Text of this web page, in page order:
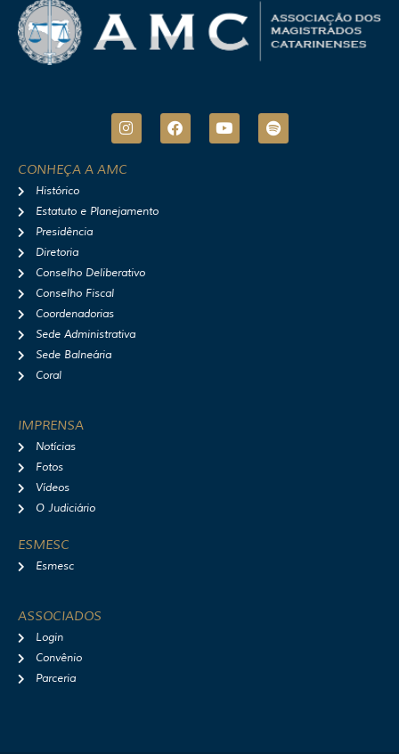
I
n
t
r
F
a
Y
o
S
p
CONHEÇA A AMC
Histórico
Estatuto e Planejamento
Presidência
Diretoria
Conselho Deliberativo
Conselho Fiscal
Coordenadorias
Sede Administrativa
Sede Balneária
Coral
IMPRENSA
Notícias
Fotos
Vídeos
O Judiciário
ESMESC
Esmesc
ASSOCIADOS
Login
Convênio
Parceria